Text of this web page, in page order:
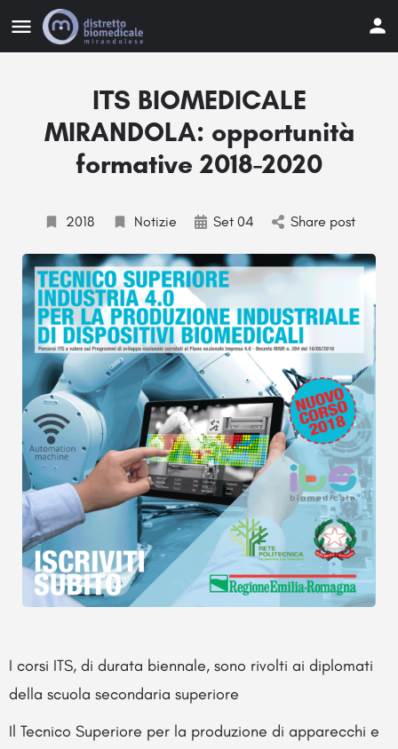
ITS BIOMEDICALE
MIRANDOLA: opportunità
formative 2018-2020
2018 Notizie Set 04 Share post
I corsi ITS, di durata biennale, sono rivolti ai diplomati
della scuola secondaria superiore
Il Tecnico Superiore per la produzione di apparecchi e